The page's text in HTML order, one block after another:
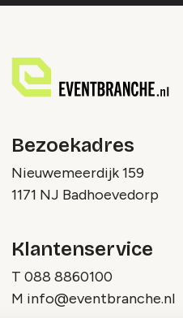
Bezoekadres
Nieuwemeerdijk 159
1171 NJ Badhoevedorp
Klantenservice
T 088 8860100
M info@eventbranche.nl